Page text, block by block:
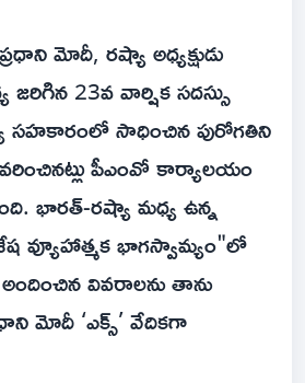
మోదీ, రష్యా అధ్యక్షుడు
జరిగిన 23వ వార్షిక సదస్సు
సహకారంలో సాధించిన పురోగతిని
పీఎంవో కార్యాలయం
భారత్-రష్యా మధ్య ఉన్న
వ్యూహాత్మక భాగస్వామ్యం"లో
వివరాలను తాను
మోదీ ‘ఎక్స్’ వేదికగా